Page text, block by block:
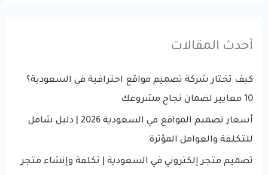
والعواملc
f
o
r
أحدث المقالات
كيف تختار شركة تصميم مواقع احترافية في السعودية؟
10 معايير لضمان نجاح مشروعك
أسعار تصميم المواقع في السعودية 2026 | دليل شامل
للتكلفة والعوامل المؤثرة
تصميم متجر إلكتروني في السعودية | تكلفة وإنشاء متجر